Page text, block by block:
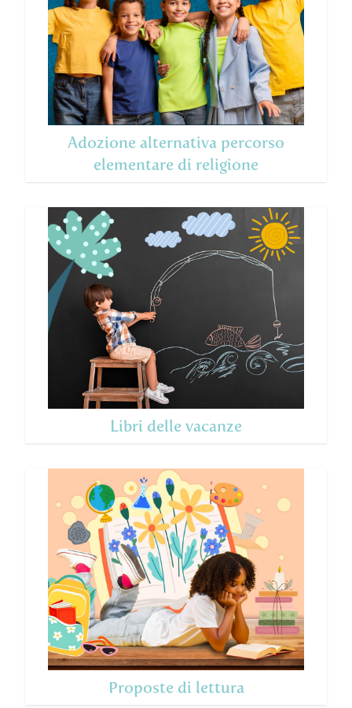
Adozione alternativa percorso
elementare di religione
Libri delle vacanze
Proposte di lettura